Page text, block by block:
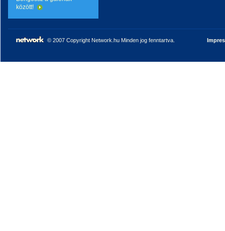
között!
© 2007 Copyright Network.hu Minden jog fenntartva.